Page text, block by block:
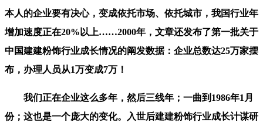
本人的企业要有决心，变成依托市场、依托城市，我国行业年
增加速度正在20%以上……2000年，文章还发布了第一批关于
中国建建粉饰行业成长情况的阐发数据：企业总数达25万家摆
布，办理人员从1万变成7万！
我们正在企业这么多年，然后三线年；一曲到1986年1月
份；这也是一个庞大的变化。入世后建建粉饰行业成长计谋研